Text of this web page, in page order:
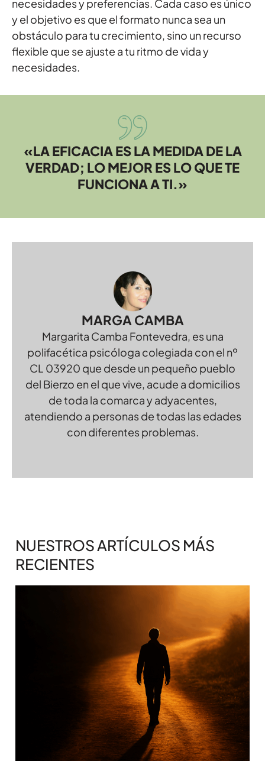
necesidades y preferencias. Cada caso es único
y el objetivo es que el formato nunca sea un
obstáculo para tu crecimiento, sino un recurso
flexible que se ajuste a tu ritmo de vida y
necesidades.
«LA EFICACIA ES LA MEDIDA DE LA
VERDAD; LO MEJOR ES LO QUE TE
FUNCIONA A TI.»
MARGA CAMBA
Margarita Camba Fontevedra, es una
polifacética psicóloga colegiada con el nº
CL 03920 que desde un pequeño pueblo
del Bierzo en el que vive, acude a domicilios
de toda la comarca y adyacentes,
atendiendo a personas de todas las edades
con diferentes problemas.
NUESTROS ARTÍCULOS MÁS
RECIENTES